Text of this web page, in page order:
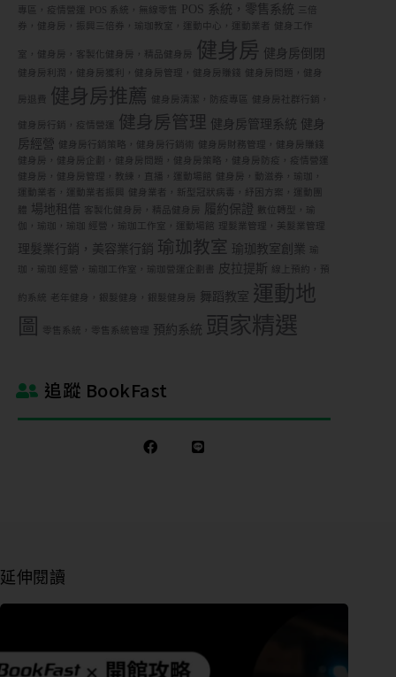
專區，疫情營運 POS 系統，無線零售 POS 系統，零售系統
三倍
券，健身房，振興三倍券，瑜珈教室，運動中心，運動業者
健身工作
室，健身房，客製化健身房，精品健身房 健身房 健身房倒閉
健身房利潤，健身房獲利，健身房管理，健身房賺錢 健身房問題，健身
房退費 健身房推薦 健身房清潔，防疫專區 健身房社群行銷，
健身房行銷，疫情營運 健身房管理 健身房管理系統 健身
房經營
健身房行銷策略，健身房行銷術
健身房財務管理，健身房賺錢
健身房，健身房企劃，健身房問題，健身房策略，健身房防疫，疫情營運
健身房，健身房管理，教練，直播，運動場館
健身房，動滋券，瑜珈，
運動業者，運動業者振興
健身業者，新型冠狀病毒，紓困方案，運動團
場地租借 客製化健身房，精品健身房 履約保證
數位轉型，瑜
伽，瑜珈，瑜珈 經營，瑜珈工作室，運動場館
理髮業管理，美髮業管理
理髮業行銷，美容業行銷 瑜珈教室 瑜珈教室創業
珈，瑜珈 經營，瑜珈工作室，瑜珈營運企劃書
皮拉提斯 線上預約，預
約系統 老年健身，銀髮健身，銀髮健身房 舞蹈教室 運動地
圖
零售系統，零售系統管理 預約系統 頭家精選
追蹤 BookFast
延伸閱讀